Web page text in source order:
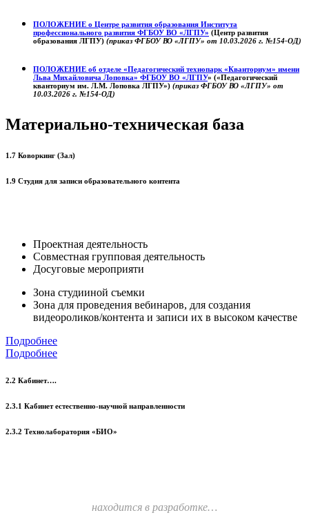
ПОЛОЖЕНИЕ о Центре развития образования Института
профессионального развития ФГБОУ ВО «ЛГПУ» (Центр развития
образования ЛГПУ) (приказ ФГБОУ ВО «ЛГПУ» от 10.03.2026 г. №154-ОД)
ПОЛОЖЕНИЕ об отделе «Педагогический технопарк «Кванториум» имени
Льва Михайловича Лоповка» ФГБОУ ВО «ЛГПУ» («Педагогический
кванториум им. Л.М. Лоповка ЛГПУ») (приказ ФГБОУ ВО «ЛГПУ» от
10.03.2026 г. №154-ОД)
Материально-техническая база
1.7 Коворкинг (Зал)
1.9 Студия для записи образовательного контента
Проектная деятельность
Совместная групповая деятельность
Досуговые мероприяти
Зона студииной съемки
Зона для проведения вебинаров, для создания
видеороликов/контента и записи их в высоком качестве
Подробнее
Подробнее
2.2 Кабинет….
2.3.1 Кабинет естественно-научной направленности
2.3.2 Технолаборатория «БИО»
находится в разработке…